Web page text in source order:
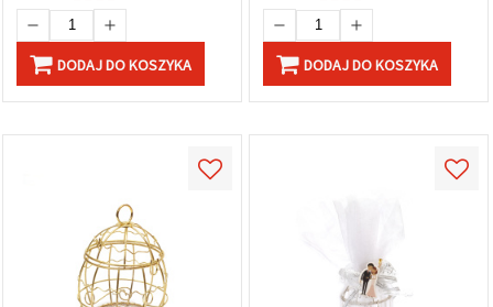
DODAJ DO KOSZYKA DODAJ DO KOSZYKA